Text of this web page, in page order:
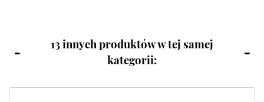
13 innych produktów w tej samej
kategorii: